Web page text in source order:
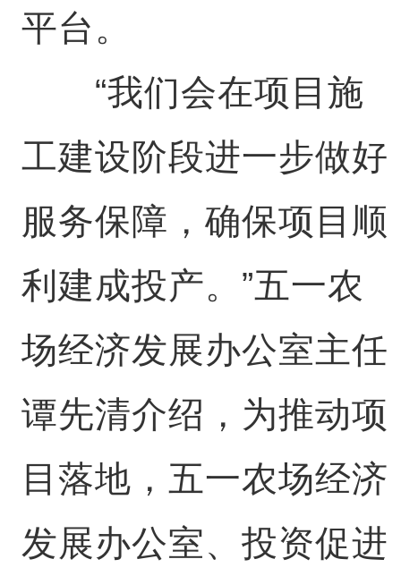
平台。
“我们会在项目施
工建设阶段进一步做好
服务保障，确保项目顺
利建成投产。”五一农
场经济发展办公室主任
谭先清介绍，为推动项
目落地，五一农场经济
发展办公室、投资促进